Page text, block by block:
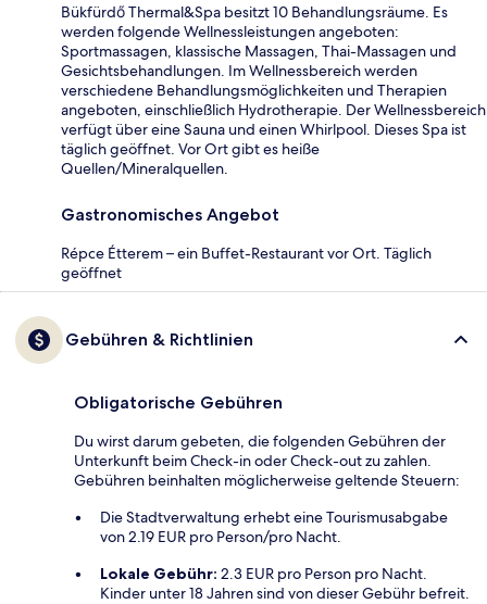
Bükfürdő Thermal&Spa besitzt 10 Behandlungsräume. Es
werden folgende Wellnessleistungen angeboten:
Sportmassagen, klassische Massagen, Thai-Massagen und
Gesichtsbehandlungen. Im Wellnessbereich werden
verschiedene Behandlungsmöglichkeiten und Therapien
angeboten, einschließlich Hydrotherapie. Der Wellnessbereich
verfügt über eine Sauna und einen Whirlpool. Dieses Spa ist
täglich geöffnet. Vor Ort gibt es heiße
Quellen/Mineralquellen.
Gastronomisches Angebot
Répce Étterem – ein Buffet-Restaurant vor Ort. Täglich
geöffnet
Gebühren & Richtlinien
Obligatorische Gebühren
Du wirst darum gebeten, die folgenden Gebühren der
Unterkunft beim Check-in oder Check-out zu zahlen.
Gebühren beinhalten möglicherweise geltende Steuern:
Die Stadtverwaltung erhebt eine Tourismusabgabe
von 2.19 EUR pro Person/pro Nacht.
Lokale Gebühr: 2.3 EUR pro Person pro Nacht.
Kinder unter 18 Jahren sind von dieser Gebühr befreit.